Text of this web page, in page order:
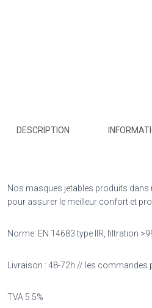
DESCRIPTION
Nos masques jetables produits dans
pour assurer le meilleur confort et
Norme: EN 14683 type IIR, filtration
Livraison : 48-72h // les commandes
TVA 5.5%